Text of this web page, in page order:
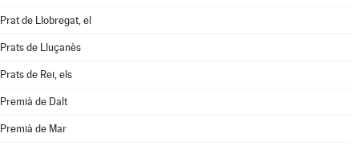
Prat de Llobregat, el
Prats de Lluçanès
Prats de Rei, els
Premià de Dalt
Premià de Mar